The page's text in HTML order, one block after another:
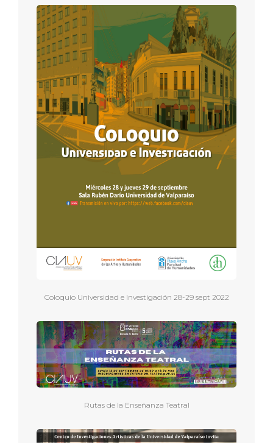
Coloquio Universidad e Investigación 28-29 sept 2022
Rutas de la Enseñanza Teatral